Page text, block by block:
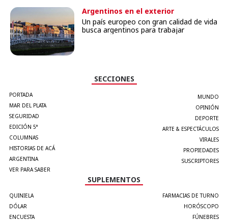
Argentinos en el exterior
Un país europeo con gran calidad de vida
busca argentinos para trabajar
SECCIONES
PORTADA
MAR DEL PLATA
SEGURIDAD
EDICIÓN 5°
COLUMNAS
HISTORIAS DE ACÁ
ARGENTINA
VER PARA SABER
MUNDO
OPINIÓN
DEPORTE
ARTE & ESPECTÁCULOS
VIRALES
PROPIEDADES
SUSCRIPTORES
SUPLEMENTOS
QUINIELA
DÓLAR
ENCUESTA
FARMACIAS DE TURNO
HORÓSCOPO
FÚNEBRES